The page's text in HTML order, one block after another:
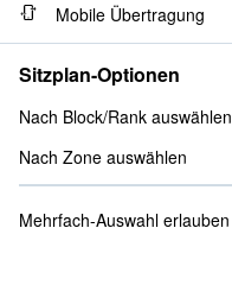
Mobile Übertragung
Sitzplan-Optionen
Nach Block/Rank auswählen
Nach Zone auswählen
Mehrfach-Auswahl erlauben